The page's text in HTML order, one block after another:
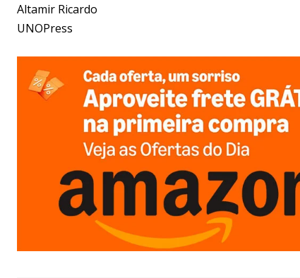
Altamir Ricardo
UNOPress